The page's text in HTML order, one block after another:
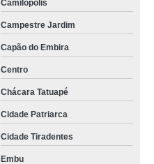
Camilópolis
Campestre Jardim
Capão do Embira
Centro
Chácara Tatuapé
Cidade Patriarca
Cidade Tiradentes
Embu